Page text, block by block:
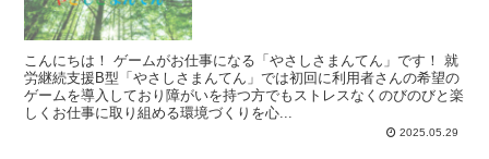
こんにちは！ ゲームがお仕事になる「やさしさまんてん」です！ 就
労継続支援B型「やさしさまんてん」では初回に利用者さんの希望の
ゲームを導入しており障がいを持つ方でもストレスなくのびのびと楽
しくお仕事に取り組める環境づくりを心...
2025.05.29